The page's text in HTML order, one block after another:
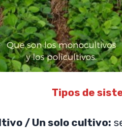
Tipos de
/ Un solo cultivo: